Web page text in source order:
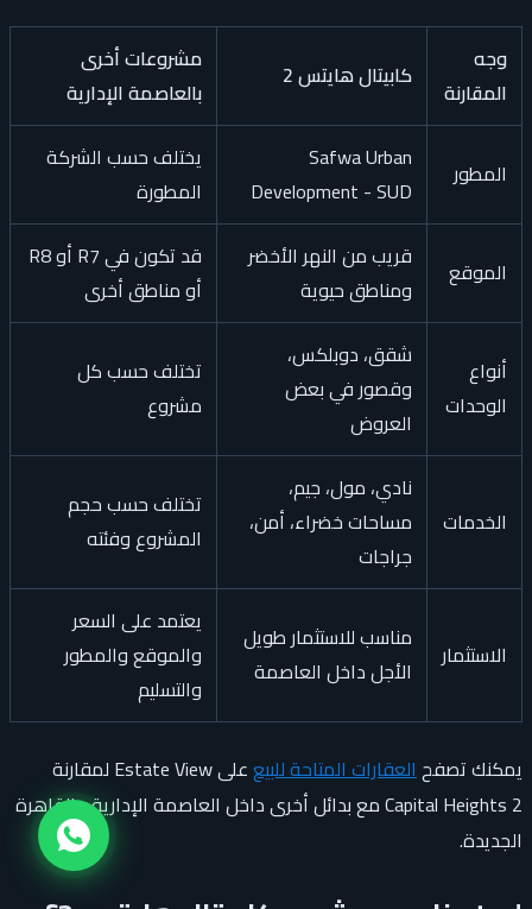
وجه
المقارنة
كابيتال هايتس 2
مشروعات أخرى
بالعاصمة الإدارية
المطور
Safwa Urban
Development - SUD
يختلف حسب الشركة
المطورة
الموقع
قريب من النهر الأخضر
ومناطق حيوية
قد تكون في R7 أو R8
أو مناطق أخرى
أنواع
الوحدات
شقق، دوبلكس،
وقصور في بعض
العروض
تختلف حسب كل
مشروع
الخدمات
نادي، مول، جيم،
مساحات خضراء، أمن،
جراجات
تختلف حسب حجم
المشروع وفئته
الاستثمار
مناسب للاستثمار طويل
الأجل داخل العاصمة
يعتمد على السعر
والموقع والمطور
والتسليم
يمكنك تصفحالعقارات المتاحة للبيع
على Estate View لمقارنة
Capital Heights 2 مع بدائل أخرى داخل العاصمة الإدارية والقاهرة
الجديدة.